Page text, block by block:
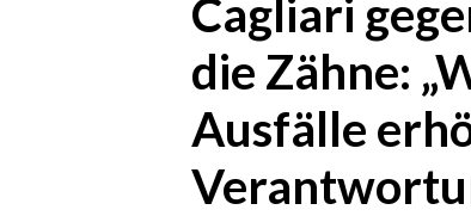
Cagliari
die Zähne:
Ausfälle